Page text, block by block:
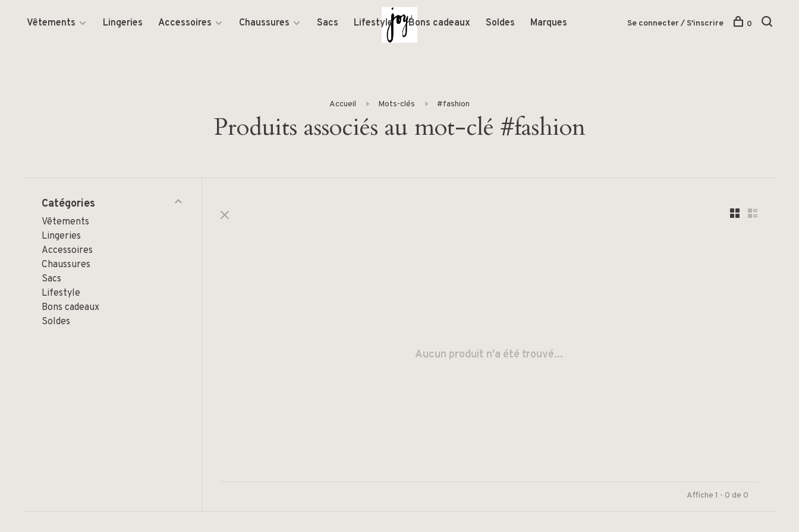
Vêtements Lingeries Accessoires Chaussures Sacs Lifestyle Bons cadeaux Soldes Marques Se connecter / S'inscrire 0
Accueil Mots-clés #fashion
Produits associés au mot-clé #fashion
Catégories
Vêtements
Lingeries
Accessoires
Chaussures
Sacs
Lifestyle
Bons cadeaux
Soldes
Aucun produit n'a été trouvé...
Affiche 1 - 0 de 0